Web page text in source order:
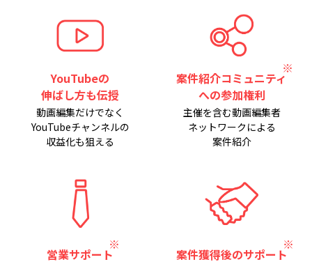
YouTubeの
伸ばし方も伝授
動画編集だけでなく
YouTubeチャンネルの
収益化も狙える
案件紹介コミュニティ
への参加権利
主催を含む動画編集者
ネットワークによる
案件紹介
営業サポート 案件獲得後のサポート